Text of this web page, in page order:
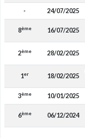
- 24/07/2025
8ème 16/07/2025
2ème 28/02/2025
1er 18/02/2025
3ème 10/01/2025
6ème 06/12/2024